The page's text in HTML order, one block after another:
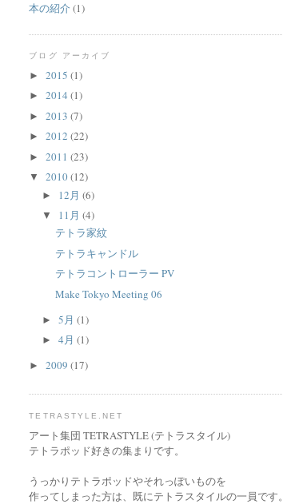
本の紹介 (1)
ブログ アーカイブ
►2015(1)
►2014(1)
►2013(7)
►2012(22)
►2011(23)
▼2010(12)
► 12月(6)
▼ 11月(4)
テトラ家紋
テトラキャンドル
テトラコントローラー PV
Make Tokyo Meeting 06
► 5月(1)
►4月(1)
►2009(17)
TETRASTYLE.NET
アート集団 TETRASTYLE (テトラスタイル)
テトラポッド好きの集まりです。
うっかりテトラポッドやそれっぽいものを
作ってしまった方は、既にテトラスタイルの一員です。